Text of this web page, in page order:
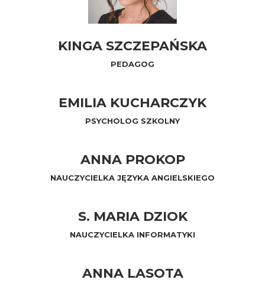
KINGA SZCZEPAŃSKA
PEDAGOG
EMILIA KUCHARCZYK
PSYCHOLOG SZKOLNY
ANNA PROKOP
NAUCZYCIELKA JĘZYKA ANGIELSKIEGO
S. MARIA DZIOK
NAUCZYCIELKA INFORMATYKI
ANNA LASOTA